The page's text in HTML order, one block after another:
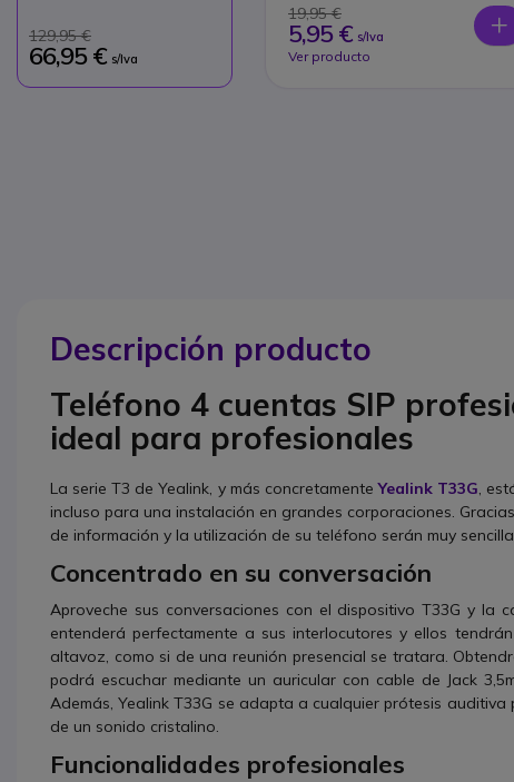
129,95 €
66,95 € s/Iva
19,95 €
5,95 € s/Iva
Ver producto
Descripción producto
Teléfono 4 cuentas SIP
ideal para profesionales
La serie T3 de Yealink, y más concretamenteYealink T33G,
incluso para una instalación en grandes corporaciones.
de información y la utilización de su teléfono serán muy
Concentrado en su conversación
Aproveche sus conversaciones con el dispositivo T33G y la
entenderá perfectamente a sus interlocutores y ellos
altavoz, como si de una reunión presencial se tratara.
podrá escuchar mediante un auricular con cable de Jack
Además, Yealink T33G se adapta a cualquier prótesis
de un sonido cristalino.
Funcionalidades profesionales